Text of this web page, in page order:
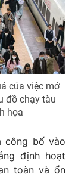
của việc mở
đồ chạy tàu
họa
công bố vào
định hoạt
toàn và ổn